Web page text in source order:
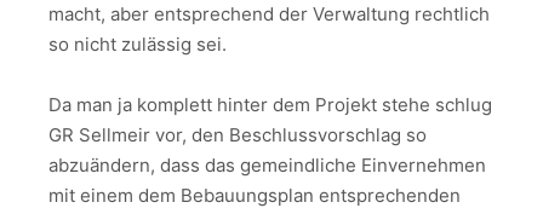
macht, aber entsprechend der Verwaltung rechtlich
so nicht zulässig sei.
Da man ja komplett hinter dem Projekt stehe schlug
GR Sellmeir vor, den Beschlussvorschlag so
abzuändern, dass das gemeindliche Einvernehmen
mit einem dem Bebauungsplan entsprechenden